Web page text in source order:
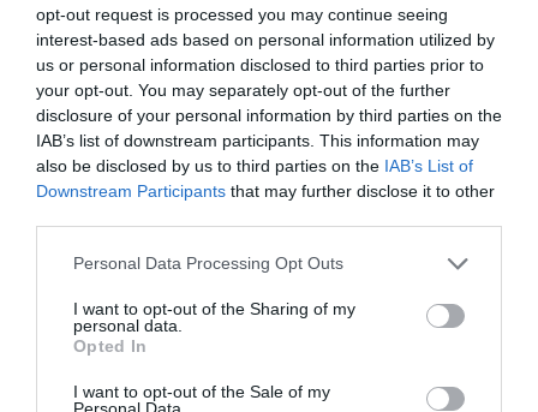
opt-out request is processed you may continue seeing
interest-based ads based on personal information utilized by
us or personal information disclosed to third parties prior to
your opt-out. You may separately opt-out of the further
disclosure of your personal information by third parties on the
IAB’s list of downstream participants. This information may
also be disclosed by us to third parties on the IAB’s List of
Downstream Participants that may further disclose it to other
Personal Data Processing Opt Outs
I want to opt-out of the Sharing of my
personal data.
Opted In
I want to opt-out of the Sale of my
Personal Data.